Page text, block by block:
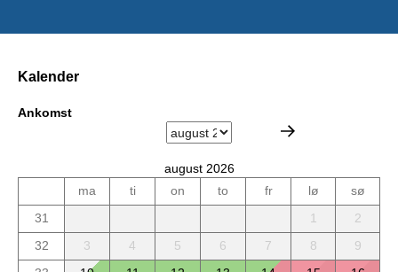
Kalender
Ankomst
august 2026
ma
ti on to fr lø
sø
31
1
2
32
3 4 5 6 7 8
9